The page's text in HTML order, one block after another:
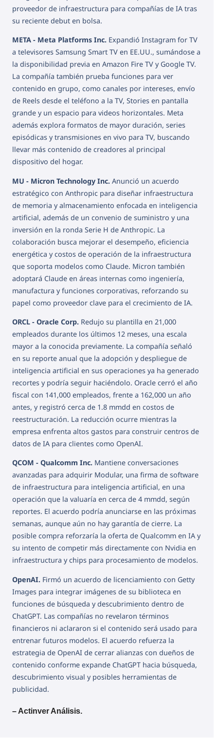
proveedor de infraestructura para compañías de IA tras
su reciente debut en bolsa.
META - Meta Platforms Inc. Expandió Instagram for TV
a televisores Samsung Smart TV en EE.UU., sumándose a
la disponibilidad previa en Amazon Fire TV y Google TV.
La compañía también prueba funciones para ver
contenido en grupo, como canales por intereses, envío
de Reels desde el teléfono a la TV, Stories en pantalla
grande y un espacio para videos horizontales. Meta
además explora formatos de mayor duración, series
episódicas y transmisiones en vivo para TV, buscando
llevar más contenido de creadores al principal
dispositivo del hogar.
MU - Micron Technology Inc. Anunció un acuerdo
estratégico con Anthropic para diseñar infraestructura
de memoria y almacenamiento enfocada en inteligencia
artificial, además de un convenio de suministro y una
inversión en la ronda Serie H de Anthropic. La
colaboración busca mejorar el desempeño, eficiencia
energética y costos de operación de la infraestructura
que soporta modelos como Claude. Micron también
adoptará Claude en áreas internas como ingeniería,
manufactura y funciones corporativas, reforzando su
papel como proveedor clave para el crecimiento de IA.
ORCL - Oracle Corp. Redujo su plantilla en 21,000
empleados durante los últimos 12 meses, una escala
mayor a la conocida previamente. La compañía señaló
en su reporte anual que la adopción y despliegue de
inteligencia artificial en sus operaciones ya ha generado
recortes y podría seguir haciéndolo. Oracle cerró el año
fiscal con 141,000 empleados, frente a 162,000 un año
antes, y registró cerca de 1.8 mmdd en costos de
reestructuración. La reducción ocurre mientras la
empresa enfrenta altos gastos para construir centros de
datos de IA para clientes como OpenAI.
QCOM - Qualcomm Inc. Mantiene conversaciones
avanzadas para adquirir Modular, una firma de software
de infraestructura para inteligencia artificial, en una
operación que la valuaría en cerca de 4 mmdd, según
reportes. El acuerdo podría anunciarse en las próximas
semanas, aunque aún no hay garantía de cierre. La
posible compra reforzaría la oferta de Qualcomm en IA y
su intento de competir más directamente con Nvidia en
infraestructura y chips para procesamiento de modelos.
OpenAI. Firmó un acuerdo de licenciamiento con Getty
Images para integrar imágenes de su biblioteca en
funciones de búsqueda y descubrimiento dentro de
ChatGPT. Las compañías no revelaron términos
financieros ni aclararon si el contenido será usado para
entrenar futuros modelos. El acuerdo refuerza la
estrategia de OpenAI de cerrar alianzas con dueños de
contenido conforme expande ChatGPT hacia búsqueda,
descubrimiento visual y posibles herramientas de
publicidad.
– Actinver Análisis.